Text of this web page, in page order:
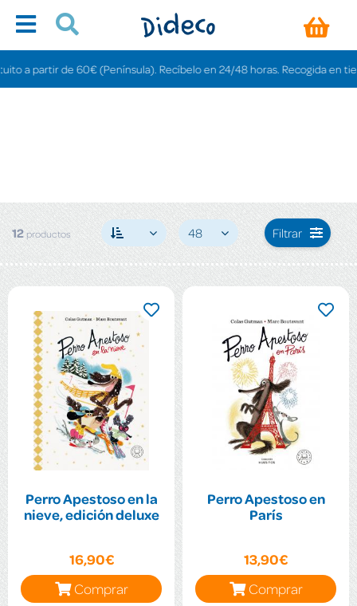
partir de 60€ (Península). Recíbelo en 24/48 horas. Recogida en tiendas
12 productos 48 Filtrar
Perro Apestoso en la
nieve, edición deluxe
16,90€
Comprar
Perro Apestoso en
París
13,90€
Comprar